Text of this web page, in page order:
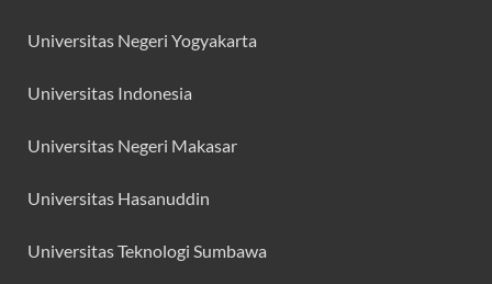
Universitas Negeri Yogyakarta
Universitas Indonesia
Universitas Negeri Makasar
Universitas Hasanuddin
Universitas Teknologi Sumbawa